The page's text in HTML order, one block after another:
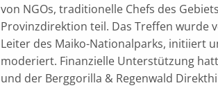
von NGOs, traditionelle Chefs des
Provinzdirektion teil. Das Treffen wurde
Leiter des Maiko-Nationalparks, initiiert
moderiert. Finanzielle Unterstützung
und der Berggorilla & Regenwald